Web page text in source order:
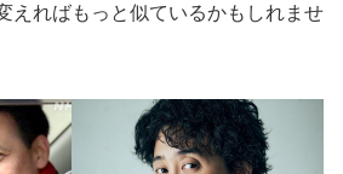
えればもっと似ているかもしれませ